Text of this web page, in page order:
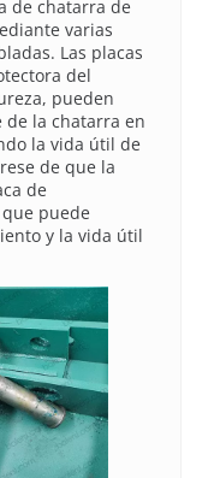
de chatarra de
varias
Las placas
del
pueden
de la chatarra en
la vida útil de
de que la
de
puede
y la vida útil